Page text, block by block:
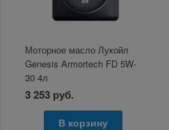
Моторное масло Лукойл
Genesis Armortech FD 5W-
30 4л
3 253 руб.
В корзину